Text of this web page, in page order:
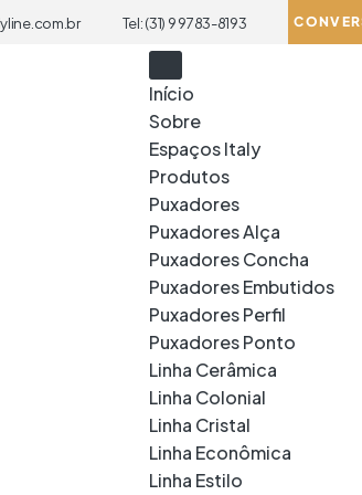
Tel: (31) 9 9783-8193
Início
Sobre
Espaços Italy
Produtos
Puxadores
Puxadores Alça
Puxadores Concha
Puxadores Embutidos
Puxadores Perfil
Puxadores Ponto
Linha Cerâmica
Linha Colonial
Linha Cristal
Linha Econômica
Linha Estilo